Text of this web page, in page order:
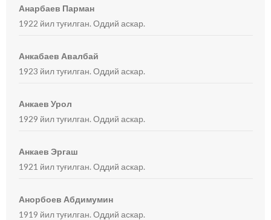
Анарбаев Парман
1922 йил туғилган. Оддий аскар.
Анкабаев Авалбай
1923 йил туғилган. Оддий аскар.
Анкаев Урол
1929 йил туғилган. Оддий аскар.
Анкаев Эргаш
1921 йил туғилган. Оддий аскар.
Анорбоев Абдимумин
1919 йил туғилган. Оддий аскар.